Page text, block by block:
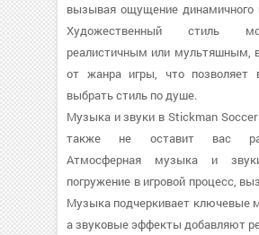
вызывая ощущение динамичного
Художественный стиль
реалистичным или мультяшным,
от жанра игры, что позволяет
выбрать стиль по душе.
Музыка и звуки в Stickman
также не оставит вас
Атмосферная музыка и
погружение в игровой процесс,
Музыка подчеркивает ключевые
а звуковые эффекты добавляют